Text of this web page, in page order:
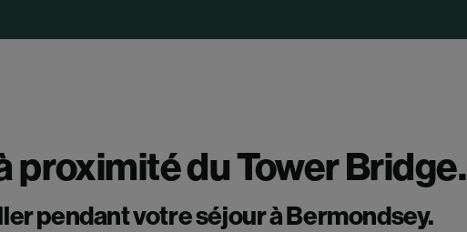
proximité du Tower Bridge.
pendant votre séjour à Bermondsey.